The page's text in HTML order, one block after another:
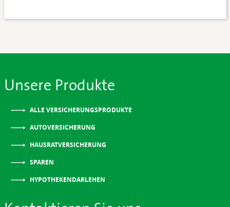
Unsere Produkte
ALLE VERSICHERUNGSPRODUKTE
AUTOVERSICHERUNG
HAUSRATVERSICHERUNG
SPAREN
HYPOTHEKENDARLEHEN